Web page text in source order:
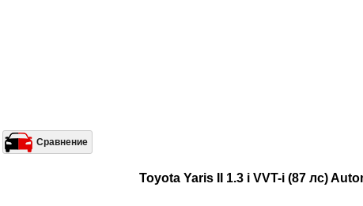
Сравнение
Toyota Yaris II 1.3 i VVT-i (87 лс)